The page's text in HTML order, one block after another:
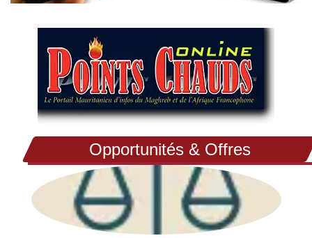
Opportunités & Offres